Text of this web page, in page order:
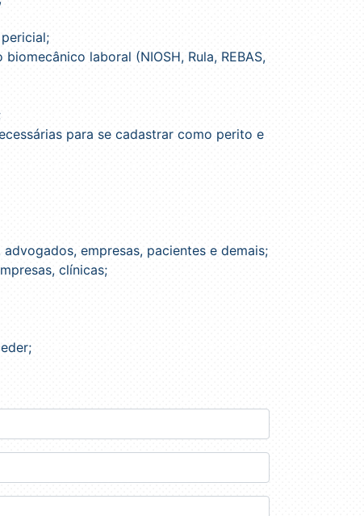
laboral (NIOSH, Rula, REBAS,
para se cadastrar como perito e
empresas, pacientes e demais;
clínicas;